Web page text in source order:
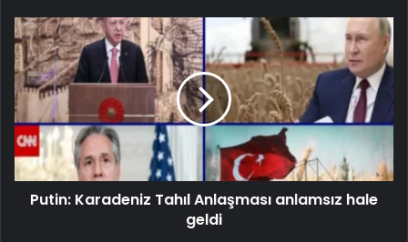
Putin: Karadeniz Tahıl Anlaşması anlamsız hale
geldi